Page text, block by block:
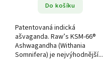
Do košíku
Patentovaná indická
ašvaganda. Raw’s KSM-66®
Ashwagandha (Withania
Somnifera) je nejvýhodnější...